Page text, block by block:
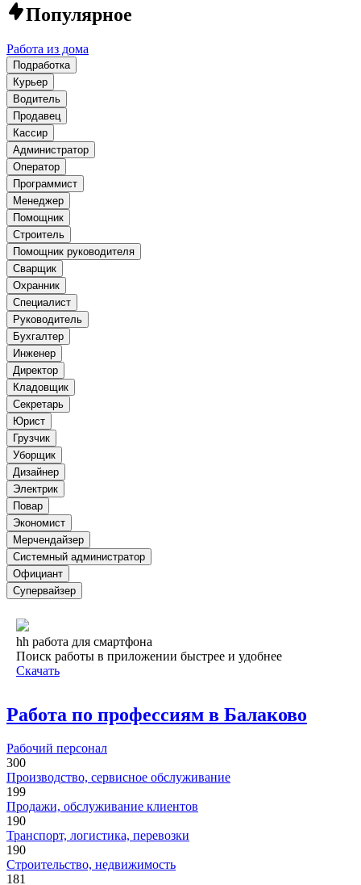
Популярное
Работа из дома
Подработка
Курьер
Водитель
Продавец
Кассир
Администратор
Оператор
Программист
Менеджер
Помощник
Строитель
Помощник руководителя
Сварщик
Охранник
Специалист
Руководитель
Бухгалтер
Инженер
Директор
Кладовщик
Секретарь
Юрист
Грузчик
Уборщик
Дизайнер
Электрик
Повар
Экономист
Мерчендайзер
Системный администратор
Официант
Супервайзер
hh работа для смартфона
Поиск работы в приложении быстрее и удобнее
Скачать
Работа по профессиям в Балаково
Рабочий персонал
300
Производство, сервисное обслуживание
199
Продажи, обслуживание клиентов
190
Транспорт, логистика, перевозки
190
Строительство, недвижимость
181